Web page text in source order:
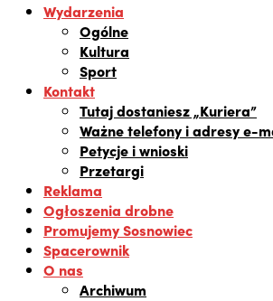
Wydarzenia
Ogólne
Kultura
Sport
Kontakt
Tutaj dostaniesz „Kuriera”
Ważne telefony i adresy e-
Petycje i wnioski
Przetargi
Reklama
Ogłoszenia drobne
Promujemy Sosnowiec
Spacerownik
O nas
Archiwum